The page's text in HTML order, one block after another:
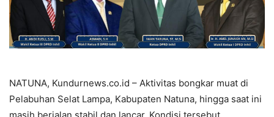
NATUNA, Kundurnews.co.id – Aktivitas bongkar muat di
Pelabuhan Selat Lampa, Kabupaten Natuna, hingga saat ini